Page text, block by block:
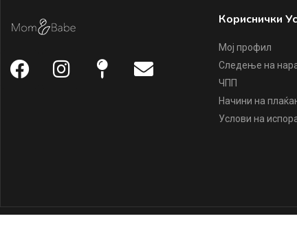
Кориснички
Мој профил
Следење на
ЧПП
Начини на
Услови на